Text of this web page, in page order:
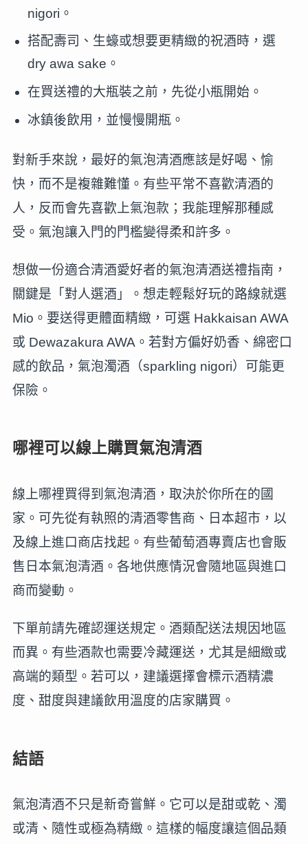
nigori。
搭配壽司、生蠔或想要更精緻的祝酒時，選
dry awa sake。
在買送禮的大瓶裝之前，先從小瓶開始。
冰鎮後飲用，並慢慢開瓶。
對新手來說，最好的氣泡清酒應該是好喝、愉
快，而不是複雜難懂。有些平常不喜歡清酒的
人，反而會先喜歡上氣泡款；我能理解那種感
受。氣泡讓入門的門檻變得柔和許多。
想做一份適合清酒愛好者的氣泡清酒送禮指南，
關鍵是「對人選酒」。想走輕鬆好玩的路線就選
Mio。要送得更體面精緻，可選 Hakkaisan AWA
或 Dewazakura AWA。若對方偏好奶香、綿密口
感的飲品，氣泡濁酒（sparkling nigori）可能更
保險。
哪裡可以線上購買氣泡清酒
線上哪裡買得到氣泡清酒，取決於你所在的國
家。可先從有執照的清酒零售商、日本超市，以
及線上進口商店找起。有些葡萄酒專賣店也會販
售日本氣泡清酒。各地供應情況會隨地區與進口
商而變動。
下單前請先確認運送規定。酒類配送法規因地區
而異。有些酒款也需要冷藏運送，尤其是細緻或
高端的類型。若可以，建議選擇會標示酒精濃
度、甜度與建議飲用溫度的店家購買。
結語
氣泡清酒不只是新奇嘗鮮。它可以是甜或乾、濁
或清、隨性或極為精緻。這樣的幅度讓這個品類